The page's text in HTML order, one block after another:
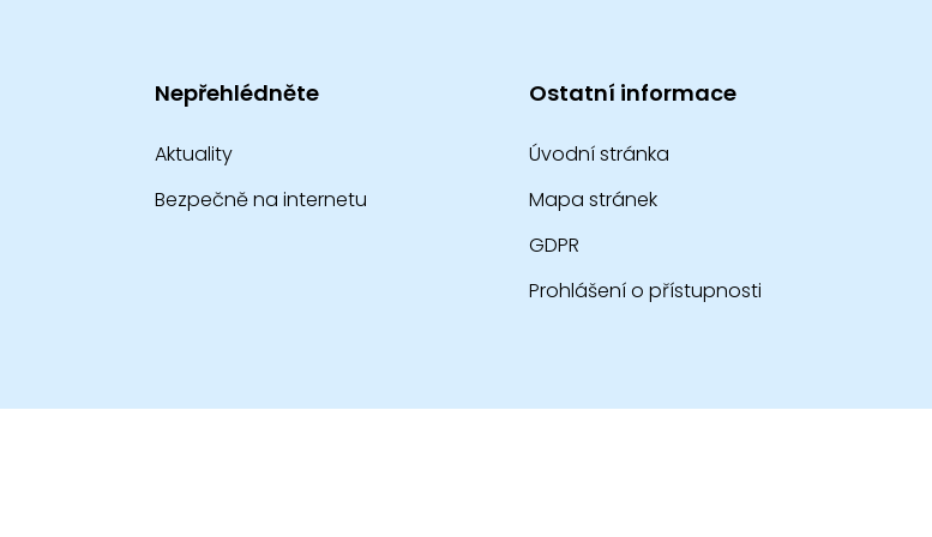
Nepřehlédněte
Aktuality
Bezpečně na internetu
Ostatní informace
Úvodní stránka
Mapa stránek
GDPR
Prohlášení o přístupnosti